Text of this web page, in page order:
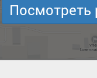
Посмотреть